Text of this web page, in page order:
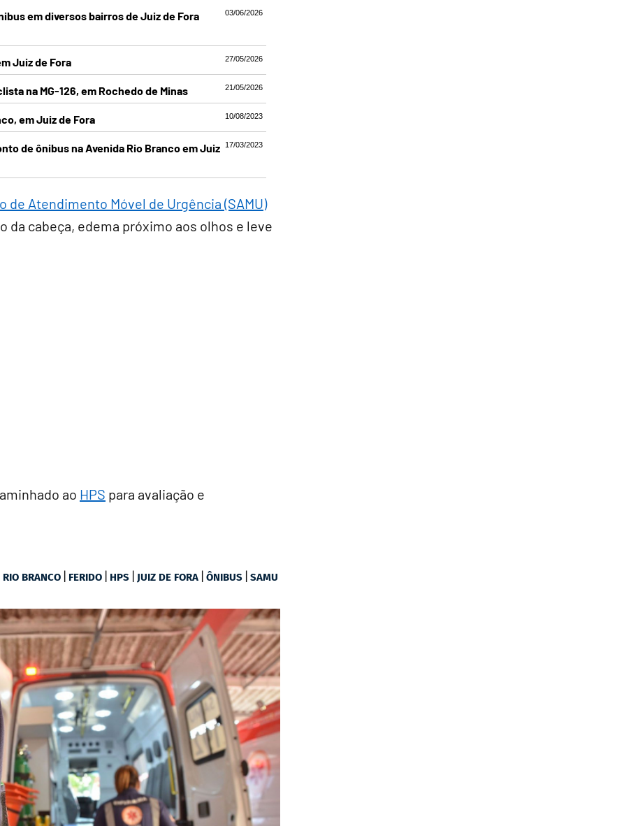
03/06/2026
em diversos bairros de Juiz de Fora
27/05/2026
Juiz de Fora
21/05/2026
na MG-126, em Rochedo de Minas
10/08/2023
em Juiz de Fora
17/03/2023
de ônibus na Avenida Rio Branco em Juiz
de Atendimento Móvel de Urgência (SAMU)
cabeça, edema próximo aos olhos e leve
ao HPS para avaliação e
BRANCO | FERIDO | HPS | JUIZ DE FORA | ÔNIBUS | SAMU